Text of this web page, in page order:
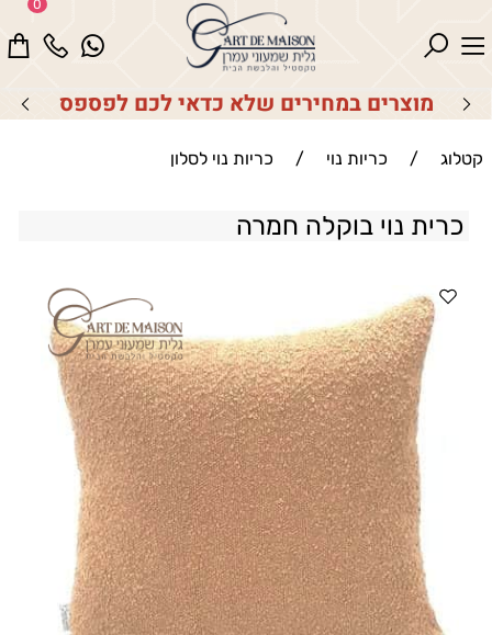
מוצרים במחירים שלא כדאי לכם לפספס
0
קטלוג / כריות נוי / כריות נוי לסלון
כרית נוי בוקלה חמרה